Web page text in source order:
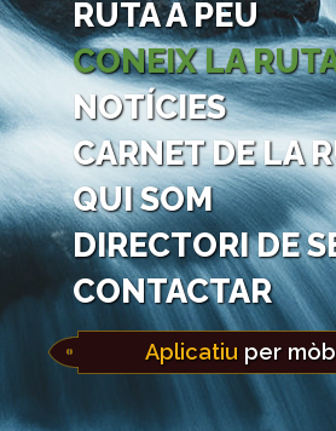
RUTA A PEU
CONEIX LA
NOTÍCIES
CARNET DE LA
QUI SOM
DIRECTORI DE
CONTACTAR
Aplicatiuper